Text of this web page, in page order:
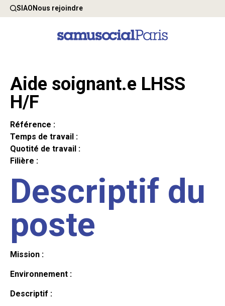
SIAONous rejoindre
Aide soignant.e LHSS
H/F
Référence :
Temps de travail :
Quotité de travail :
Filière :
Descriptif du
poste
Mission :
Environnement :
Descriptif :